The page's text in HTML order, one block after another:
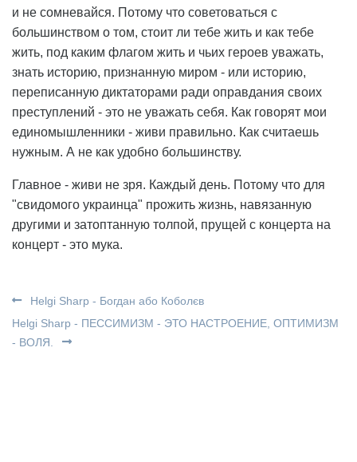
и не сомневайся. Потому что советоваться с
большинством о том, стоит ли тебе жить и как тебе
жить, под каким флагом жить и чьих героев уважать,
знать историю, признанную миром - или историю,
переписанную диктаторами ради оправдания своих
преступлений - это не уважать себя. Как говорят мои
единомышленники - живи правильно. Как считаешь
нужным. А не как удобно большинству.
Главное - живи не зря. Каждый день. Потому что для
"свидомого украинца" прожить жизнь, навязанную
другими и затоптанную толпой, прущей с концерта на
концерт - это мука.
Helgi Sharp - Богдан або Коболєв
Helgi Sharp - ПЕССИМИЗМ - ЭТО НАСТРОЕНИЕ, ОПТИМИЗМ
- ВОЛЯ.